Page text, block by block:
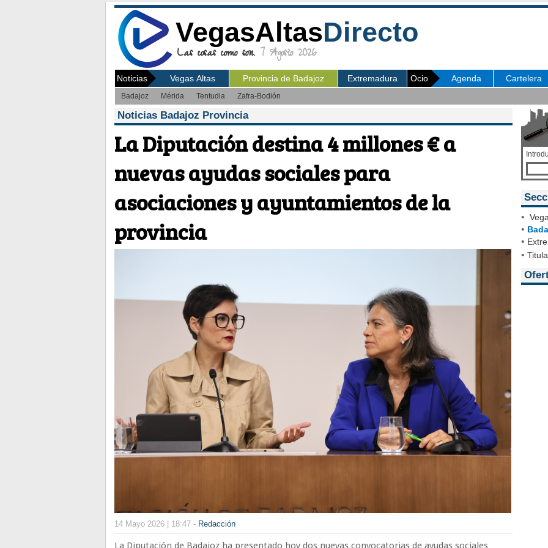
VegasAltasDirecto
Las cosas como son. 7 Agosto 2026
Noticias Vegas Altas Provincia de Badajoz Extremadura Ocio Agenda Cartelera
Badajoz Mérida Tentudia Zafra-Bodión
Noticias Badajoz Provincia
La Diputación destina 4 millones € a
nuevas ayudas sociales para
asociaciones y ayuntamientos de la
provincia
14 Mayo 2026 | 18:47 - Redacción
La Diputación de Badajoz ha presentado hoy dos nuevas convocatorias de ayudas sociales
•
•
•
•